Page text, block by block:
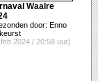
Waalre
door: Enno
feb 2024 / 20:58 uur)